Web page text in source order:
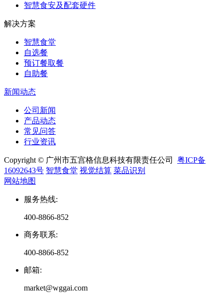
智慧食安及配套硬件
解决方案
智慧食堂
自选餐
预订餐取餐
自助餐
新闻动态
公司新闻
产品动态
常见问答
行业资讯
Copyright © 广州市五宫格信息科技有限责任公司 粤ICP备
16092643号 智慧食堂 视觉结算 菜品识别
网站地图
服务热线:
400-8866-852
商务联系:
400-8866-852
邮箱:
market@wggai.com